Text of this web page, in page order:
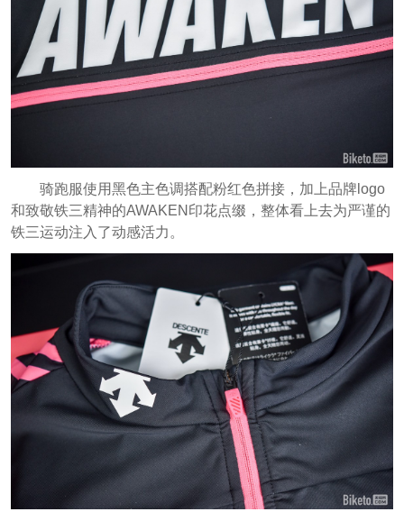
骑跑服使用黑色主色调搭配粉红色拼接，加上品牌logo
和致敬铁三精神的AWAKEN印花点缀，整体看上去为严谨的
铁三运动注入了动感活力。